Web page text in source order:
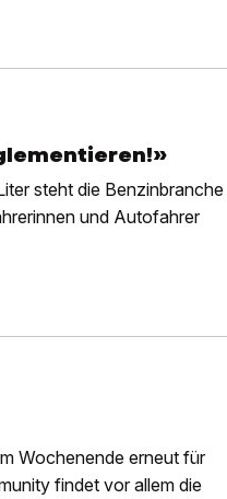
steht die Benzinbranche
und Autofahrer
Wochenende erneut für
findet vor allem die